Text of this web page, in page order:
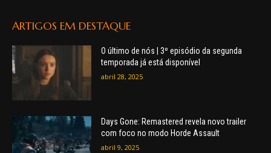
ARTIGOS EM DESTAQUE
O último de nós | 3º episódio da segunda
temporada já está disponível
abril 28, 2025
Days Gone: Remastered revela novo trailer
com foco no modo Horde Assault
abril 9, 2025